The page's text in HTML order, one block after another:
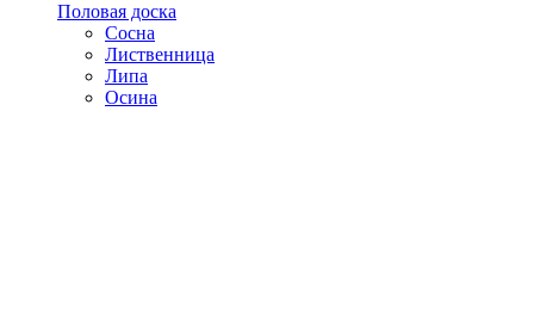
Половая доска
Сосна
Лиственница
Липа
Осина